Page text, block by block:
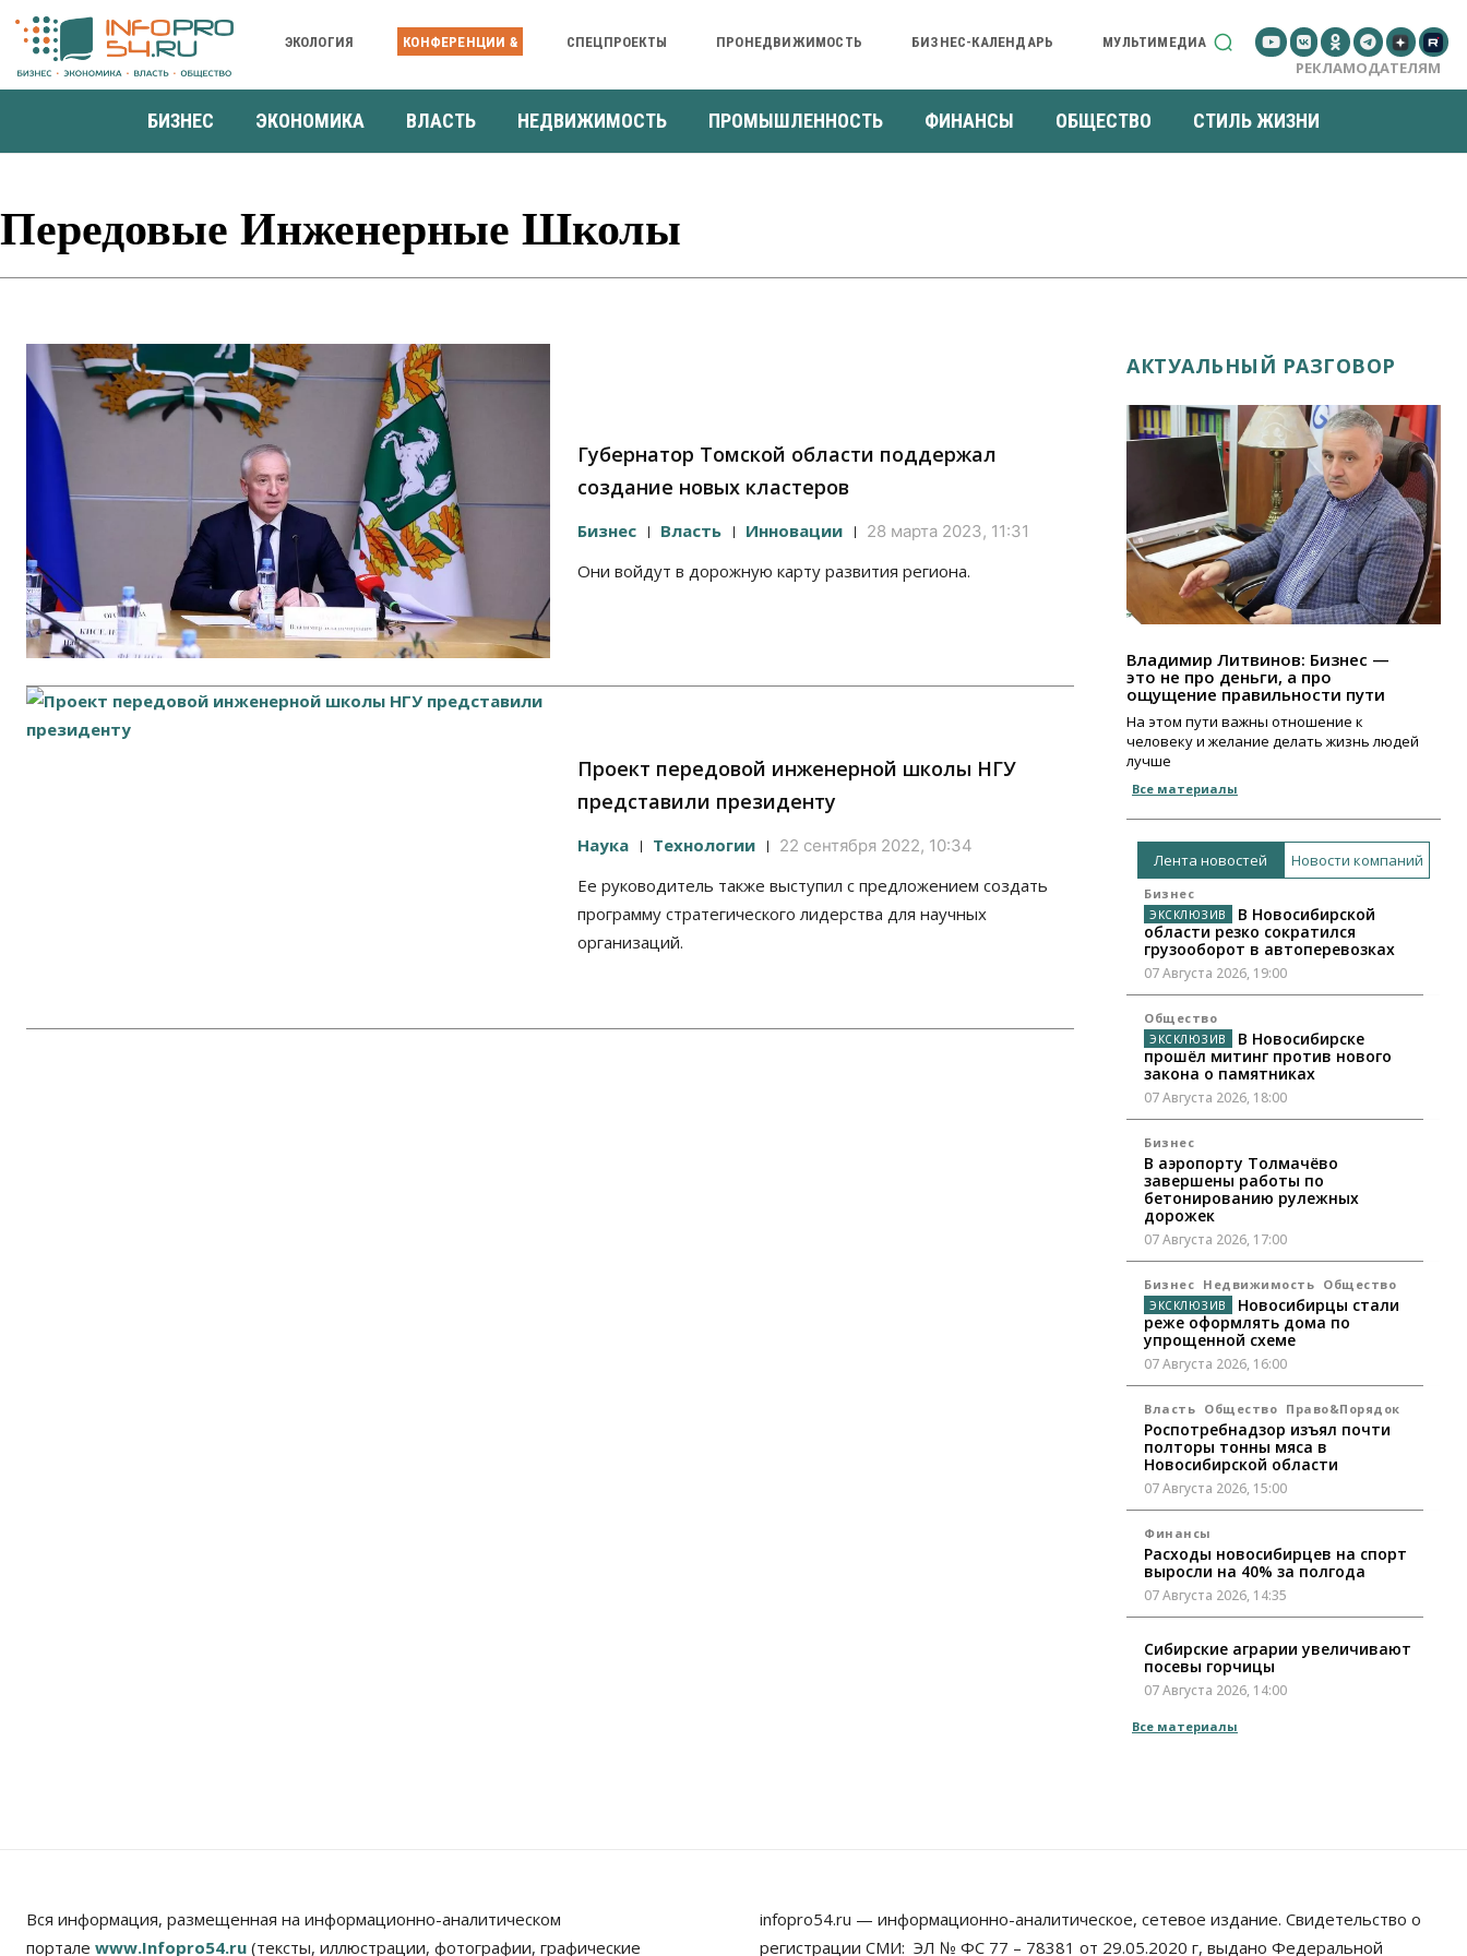
ЭКОЛОГИЯ КОНФЕРЕНЦИИ & СПЕЦПРОЕКТЫ ПРОНЕДВИЖИМОСТЬ БИЗНЕС-КАЛЕНДАРЬ МУЛЬТИМЕДИА
РЕКЛАМОДАТЕЛЯМ
БИЗНЕС ЭКОНОМИКА ВЛАСТЬ НЕДВИЖИМОСТЬ ПРОМЫШЛЕННОСТЬ ФИНАНСЫ ОБЩЕСТВО СТИЛЬ ЖИЗНИ
Передовые Инженерные Школы
Губернатор Томской области поддержал
создание новых кластеров
Бизнес Власть Инновации 28 марта 2023, 11:31
Они войдут в дорожную карту развития региона.
Проект передовой инженерной школы НГУ
представили президенту
Наука Технологии 22 сентября 2022, 10:34
Ее руководитель также выступил с предложением создать
программу стратегического лидерства для научных
организаций.
АКТУАЛЬНЫЙ РАЗГОВОР
Владимир Литвинов: Бизнес —
это не про деньги, а про
ощущение правильности пути
На этом пути важны отношение к
человеку и желание делать жизнь людей
лучше
Все материалы
Лента новостей Новости компаний
Бизнес
В Новосибирской
области резко сократился
грузооборот в автоперевозках
07 Августа 2026, 19:00
Общество
В Новосибирске
прошёл митинг против нового
закона о памятниках
07 Августа 2026, 18:00
Бизнес
В аэропорту Толмачёво
завершены работы по
бетонированию рулежных
дорожек
07 Августа 2026, 17:00
Бизнес Недвижимость Общество
Новосибирцы стали
реже оформлять дома по
упрощенной схеме
07 Августа 2026, 16:00
Власть Общество Право&Порядок
Роспотребнадзор изъял почти
полторы тонны мяса в
Новосибирской области
07 Августа 2026, 15:00
Финансы
Расходы новосибирцев на спорт
выросли на 40% за полгода
07 Августа 2026, 14:35
Сибирские аграрии увеличивают
посевы горчицы
07 Августа 2026, 14:00
Власть
«поставили машины на прикол»
07 Августа 2026, 13:00
Все материалы
Вся информация, размещенная на информационно-аналитическом
портале www.Infopro54.ru (тексты, иллюстрации, фотографии, графические
infopro54.ru — информационно-аналитическое, сетевое издание. Свидетельство о
регистрации СМИ: ЭЛ № ФС 77 – 78381 от 29.05.2020 г, выдано Федеральной